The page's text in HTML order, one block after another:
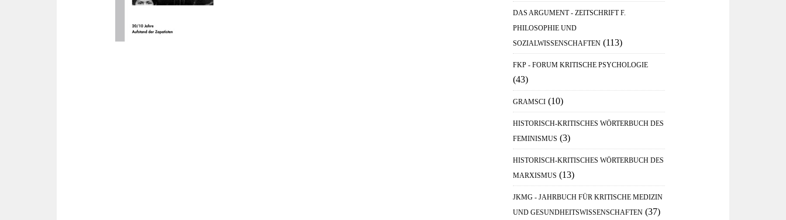
DAS ARGUMENT - ZEITSCHRIFT F.
PHILOSOPHIE UND
SOZIALWISSENSCHAFTEN (113)
FKP - FORUM KRITISCHE PSYCHOLOGIE
(43)
GRAMSCI (10)
HISTORISCH-KRITISCHES WÖRTERBUCH DES
FEMINISMUS (3)
HISTORISCH-KRITISCHES WÖRTERBUCH DES
MARXISMUS (13)
JKMG - JAHRBUCH FÜR KRITISCHE MEDIZIN
UND GESUNDHEITSWISSENSCHAFTEN (37)